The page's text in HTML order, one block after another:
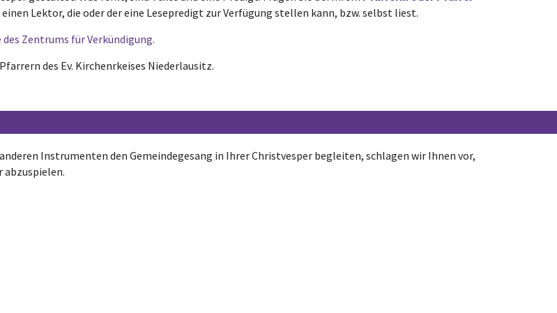
Lektor, die oder der eine Lesepredigt zur Verfügung stellen kann, bzw. selbst liest.
des Zentrums für Verkündigung.
des Ev. Kirchenrkeises Niederlausitz.
Instrumenten den Gemeindegesang in Ihrer Christvesper begleiten, schlagen wir Ihnen vor,